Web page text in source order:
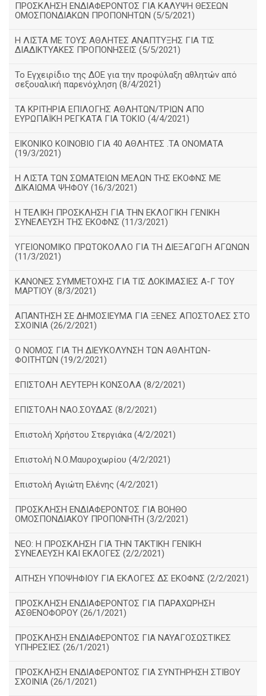
ΠΡΟΣΚΛΗΣΗ ΕΝΔΙΑΦΕΡΟΝΤΟΣ ΓΙΑ ΚΑΛΥΨΗ ΘΕΣΕΩΝ
ΟΜΟΣΠΟΝΔΙΑΚΩΝ ΠΡΟΠΟΝΗΤΩΝ (5/5/2021)
H ΛΙΣΤΑ ΜΕ ΤΟΥΣ ΑΘΛΗΤΕΣ ΑΝΑΠΤΥΞΗΣ ΓΙΑ ΤΙΣ
ΔΙΑΔΙΚΤΥΑΚΕΣ ΠΡΟΠΟΝΗΣΕΙΣ (5/5/2021)
Το Εγχειρίδιο της ΔΟΕ για την προφύλαξη αθλητών από
σεξουαλική παρενόχληση (8/4/2021)
ΤΑ ΚΡΙΤΗΡΙΑ ΕΠΙΛΟΓΗΣ ΑΘΛΗΤΩΝ/ΤΡΙΩΝ ΑΠΟ
ΕΥΡΩΠΑΪΚΗ ΡΕΓΚΑΤΑ ΓΙΑ ΤΟΚΙΟ (4/4/2021)
ΕΙΚΟΝΙΚΟ ΚΟΙΝΟΒΙΟ ΓΙΑ 40 ΑΘΛΗΤΕΣ .ΤΑ ΟΝΟΜΑΤΑ
(19/3/2021)
Η ΛΙΣΤΑ ΤΩΝ ΣΩΜΑΤΕΙΩΝ ΜΕΛΩΝ ΤΗΣ ΕΚΟΦΝΣ ΜΕ
ΔΙΚΑΙΩΜΑ ΨΗΦΟΥ (16/3/2021)
Η ΤΕΛΙΚΗ ΠΡΟΣΚΛΗΣΗ ΓΙΑ ΤΗΝ ΕΚΛΟΓΙΚΗ ΓΕΝΙΚΗ
ΣΥΝΕΛΕΥΣΗ ΤΗΣ ΕΚΟΦΝΣ (11/3/2021)
ΥΓΕΙΟΝΟΜΙΚΟ ΠΡΩΤΟΚΟΛΛΟ ΓΙΑ ΤΗ ΔΙΕΞΑΓΩΓΗ ΑΓΩΝΩΝ
(11/3/2021)
ΚΑΝΟΝΕΣ ΣΥΜΜΕΤΟΧΗΣ ΓΙΑ ΤΙΣ ΔΟΚΙΜΑΣΙΕΣ Α-Γ ΤΟΥ
ΜΑΡΤΙΟΥ (8/3/2021)
ΑΠΑΝΤΗΣΗ ΣΕ ΔΗΜΟΣΙΕΥΜΑ ΓΙΑ ΞΕΝΕΣ ΑΠΟΣΤΟΛΕΣ ΣΤΟ
ΣΧΟΙΝΙΑ (26/2/2021)
Ο ΝΟΜΟΣ ΓΙΑ ΤΗ ΔΙΕΥΚΟΛΥΝΣΗ ΤΩΝ ΑΘΛΗΤΩΝ-
ΦΟΙΤΗΤΩΝ (19/2/2021)
ΕΠΙΣΤΟΛΗ ΛΕΥΤΕΡΗ ΚΟΝΣΟΛΑ (8/2/2021)
ΕΠΙΣΤΟΛΗ ΝΑΟ.ΣΟΥΔΑΣ (8/2/2021)
Επιστολή Χρήστου Στεργιάκα (4/2/2021)
Επιστολή Ν.Ο.Μαυροχωρίου (4/2/2021)
Επιστολή Αγιώτη Ελένης (4/2/2021)
ΠΡΟΣΚΛΗΣΗ ΕΝΔΙΑΦΕΡΟΝΤΟΣ ΓΙΑ ΒΟΗΘΟ
ΟΜΟΣΠΟΝΔΙΑΚΟΥ ΠΡΟΠΟΝΗΤΗ (3/2/2021)
ΝΕΟ: Η ΠΡΟΣΚΛΗΣΗ ΓΙΑ ΤΗΝ ΤΑΚΤΙΚΗ ΓΕΝΙΚΗ
ΣΥΝΕΛΕΥΣΗ ΚΑΙ ΕΚΛΟΓΕΣ (2/2/2021)
ΑΙΤΗΣΗ ΥΠΟΨΗΦΙΟΥ ΓΙΑ ΕΚΛΟΓΕΣ ΔΣ ΕΚΟΦΝΣ (2/2/2021)
ΠΡΟΣΚΛΗΣΗ ΕΝΔΙΑΦΕΡΟΝΤΟΣ ΓΙΑ ΠΑΡΑΧΩΡΗΣΗ
ΑΣΘΕΝΟΦΟΡΟΥ (26/1/2021)
ΠΡΟΣΚΛΗΣΗ ΕΝΔΙΑΦΕΡΟΝΤΟΣ ΓΙΑ ΝΑΥΑΓΟΣΩΣΤΙΚΕΣ
ΥΠΗΡΕΣΙΕΣ (26/1/2021)
ΠΡΟΣΚΛΗΣΗ ΕΝΔΙΑΦΕΡΟΝΤΟΣ ΓΙΑ ΣΥΝΤΗΡΗΣΗ ΣΤΙΒΟΥ
ΣΧΟΙΝΙΑ (26/1/2021)